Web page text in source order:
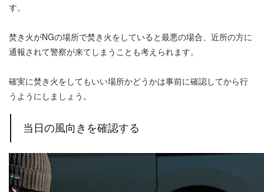
す。
焚き火がNGの場所で焚き火をしていると最悪の場合、近所の方に
通報されて警察が来てしまうことも考えられます。
確実に焚き火をしてもいい場所かどうかは事前に確認してから行
うようにしましょう。
当日の風向きを確認する